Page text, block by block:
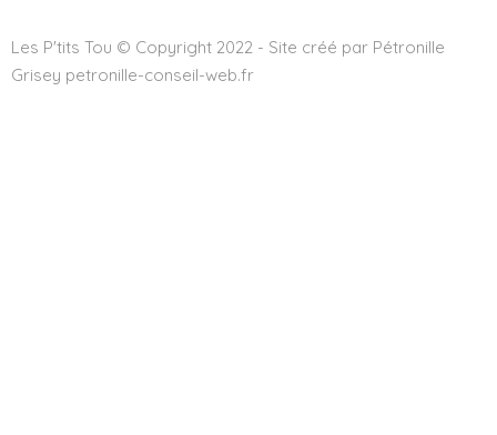
Les P'tits Tou © Copyright 2022 - Site créé par Pétronille
Grisey petronille-conseil-web.fr